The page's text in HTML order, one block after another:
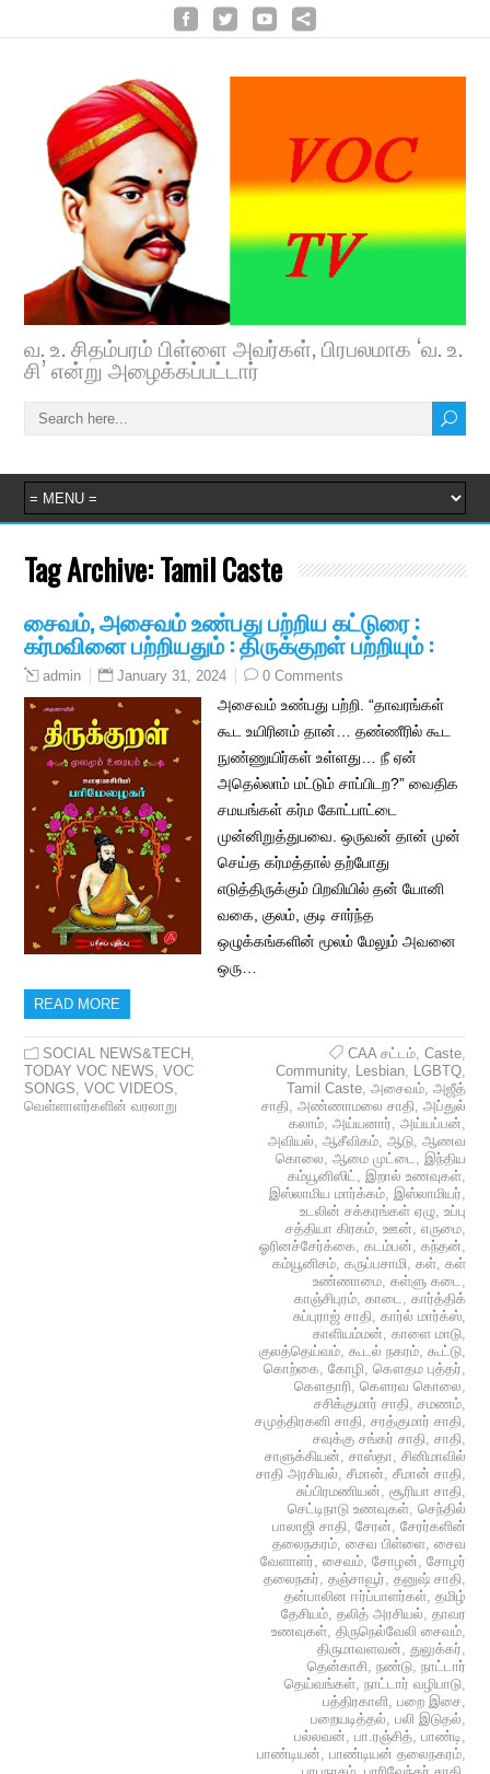
வ. உ. சிதம்பரம் பிள்ளை அவர்கள், பிரபலமாக ‘வ. உ.
சி’ என்று அழைக்கப்பட்டார்
Tag Archive:Tamil Caste
சைவம், அசைவம் உண்பது பற்றிய கட்டுரை :
கர்மவினை பற்றியதும் : திருக்குறள் பற்றியும் :
admin January 31, 2024 0 Comments
அசைவம் உண்பது பற்றி. “தாவரங்கள்
கூட உயிரினம் தான்… தண்ணீரில் கூட
நுண்ணுயிர்கள் உள்ளது… நீ ஏன்
அதெல்லாம் மட்டும் சாப்பிடற?” வைதிக
சமயங்கள் கர்ம கோட்பாட்டை
முன்னிறுத்துபவை. ஒருவன் தான் முன்
செய்த கர்மத்தால் தற்போது
எடுத்திருக்கும் பிறவியில் தன் யோனி
வகை, குலம், குடி சார்ந்த
ஒழுக்கங்களின் மூலம் மேலும் அவனை
ஒரு…
READ MORE
SOCIAL NEWS&TECH ,
TODAY VOC NEWS,VOC
SONGS,VOC VIDEOS,
வெள்ளாளர்களின் வரலாறு
CAA சட்டம், Caste,
Community, Lesbian, LGBTQ,
Tamil Caste, அசைவம், அஜீத்
சாதி, அண்ணாமலை சாதி, அப்துல்
கலாம், அய்யனார், அய்யப்பன்,
அவியல், ஆசீவிகம், ஆடு, ஆணவ
கொலை, ஆமை முட்டை, இந்திய
கம்யூனிஸிட், இறால் உணவுகள்,
இஸ்லாமிய மார்க்கம், இஸ்லாமியர்,
உடலின் சக்கரங்கள் ஏழு, உப்பு
சத்தியா கிரகம், ஊன், எருமை,
ஓரினச்சேர்க்கை, கடம்பன், கந்தன்,
கம்யூனிசம், கருப்பசாமி, கள், கள்
உண்ணாமை, கள்ளு கடை,
காஞ்சிபுரம், காடை, கார்த்திக்
சுப்புராஜ் சாதி, கார்ல் மார்க்ஸ்,
காளியம்மன், காளை மாடு,
குலத்தெய்வம், கூடல் நகரம், கூட்டு,
கொற்கை, கோழி, கௌதம புத்தர்,
கௌதாரி, கௌரவ கொலை,
சசிக்குமார் சாதி, சமணம்,
சமுத்திரகனி சாதி, சரத்குமார் சாதி,
சவுக்கு சங்கர் சாதி, சாதி,
சாளுக்கியன், சாஸ்தா, சினிமாவில்
சாதி அரசியல், சீமான், சீமான் சாதி,
சுப்பிரமணியன், சூரியா சாதி,
செட்டிநாடு உணவுகள், செந்தில்
பாலாஜி சாதி, சேரன், சேரர்களின்
தலைநகரம், சைவ பிள்ளை, சைவ
வேளாளர், சைவம், சோழன், சோழர்
தலைநகர், தஞ்சாவூர், தனுஷ் சாதி,
தன்பாலின ஈர்ப்பாளர்கள், தமிழ்
தேசியம், தலித் அரசியல், தாவர
உணவுகள், திருநெல்வேலி சைவம்,
திருமாவளவன், துலுக்கர்,
தென்காசி, நண்டு, நாட்டார்
தெய்வங்கள், நாட்டார் வழிபாடு,
பத்திரகாளி, பறை இசை,
பறையடித்தல், பலி இடுதல்,
பல்லவன், பா.ரஞ்சித், பாண்டி,
பாண்டியன், பாண்டியன் தலைநகரம்,